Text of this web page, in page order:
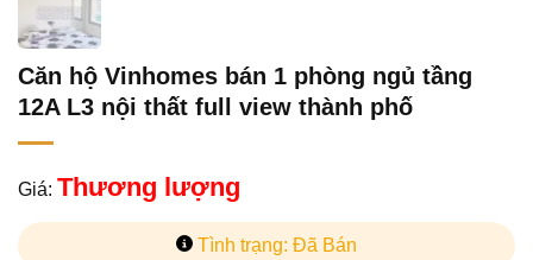
Căn hộ Vinhomes bán 1 phòng ngủ tầng
12A L3 nội thất full view thành phố
Giá: Thương lượng
Tình trạng: Đã Bán